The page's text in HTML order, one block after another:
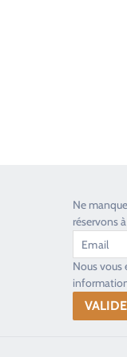
Ne
réservons
Nous vous